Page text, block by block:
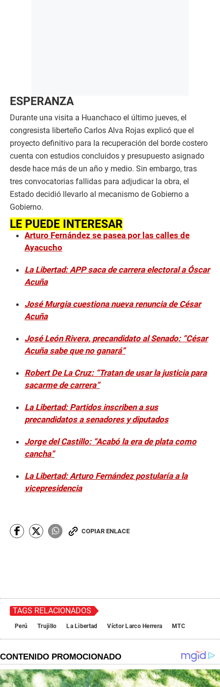
ESPERANZA
Durante una visita a Huanchaco el último jueves, el
congresista liberteño Carlos Alva Rojas explicó que el
proyecto definitivo para la recuperación del borde costero
cuenta con estudios concluidos y presupuesto asignado
desde hace más de un año y medio. Sin embargo, tras
tres convocatorias fallidas para adjudicar la obra, el
Estado decidió llevarlo al mecanismo de Gobierno a
Gobierno.
LE PUEDE INTERESAR
Arturo Fernández se pasea por las calles de
Ayacucho
La Libertad: APP saca de carrera electoral a Óscar
Acuña
José Murgia cuestiona nueva renuncia de César
Acuña
José León Rivera, precandidato al Senado: “César
Acuña sabe que no ganará”
Robert De La Cruz: “Tratan de usar la justicia para
sacarme de carrera”
La Libertad: Partidos inscriben a sus
precandidatos a senadores y diputados
Jorge del Castillo: “Acabó la era de plata como
cancha”
La Libertad: Arturo Fernández postularía a la
vicepresidencia
COPIAR ENLACE
TAGS RELACIONADOS
Perú Trujillo La Libertad Víctor Larco Herrera MTC